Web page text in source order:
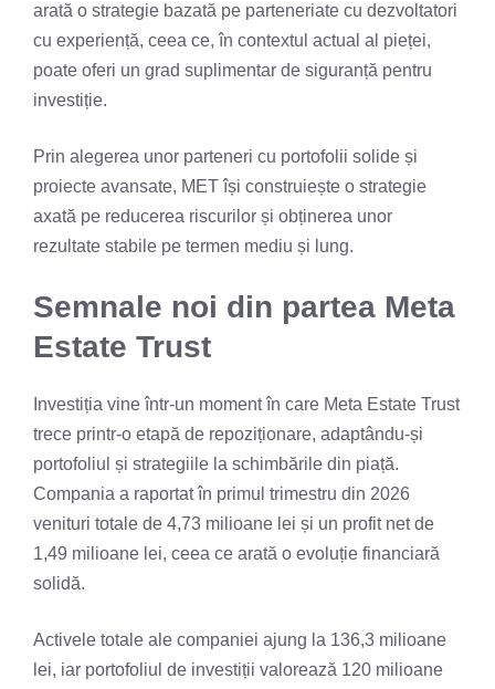
arată o strategie bazată pe parteneriate cu dezvoltatori
cu experiență, ceea ce, în contextul actual al pieței,
poate oferi un grad suplimentar de siguranță pentru
investiție.
Prin alegerea unor parteneri cu portofolii solide și
proiecte avansate, MET își construiește o strategie
axată pe reducerea riscurilor și obținerea unor
rezultate stabile pe termen mediu și lung.
Semnale noi din partea Meta
Estate Trust
Investiția vine într-un moment în care Meta Estate Trust
trece printr-o etapă de repoziționare, adaptându-și
portofoliul și strategiile la schimbările din piață.
Compania a raportat în primul trimestru din 2026
venituri totale de 4,73 milioane lei și un profit net de
1,49 milioane lei, ceea ce arată o evoluție financiară
solidă.
Activele totale ale companiei ajung la 136,3 milioane
lei, iar portofoliul de investiții valorează 120 milioane